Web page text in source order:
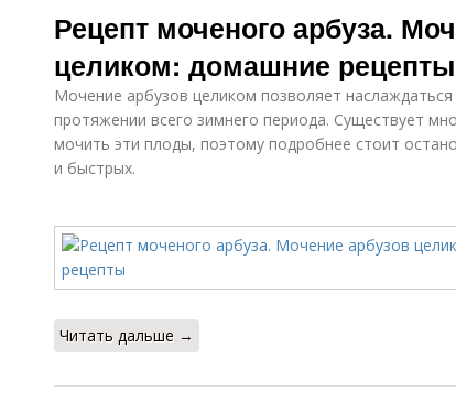
Рецепт моченого арбуза.
целиком: домашние рецепты
Мочение арбузов целиком позволяет
протяжении всего зимнего периода. Существует
мочить эти плоды, поэтому подробнее стоит
и быстрых.
Читать дальше →